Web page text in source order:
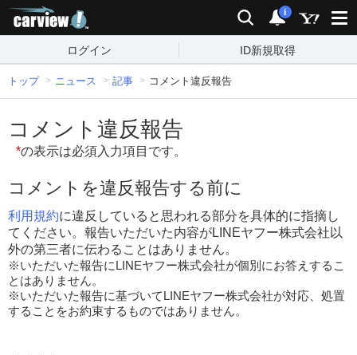
検索 通知
i
ログイン ID新規取得
トップ ニュース 記事 コメント違反報告
コメント違反報告
*の表示は必須入力項目です。
コメントを違反報告する前に
利用規約に違反していると思われる部分を具体的に指摘し
てください。報告いただいた内容がLINEヤフー株式会社以
外の第三者に伝わることはありません。
※いただいた報告にLINEヤフー株式会社が個別にお答えするこ
とはありません。
※いただいた報告に基づいてLINEヤフー株式会社が対応、処置
することをお約束するものではありません。